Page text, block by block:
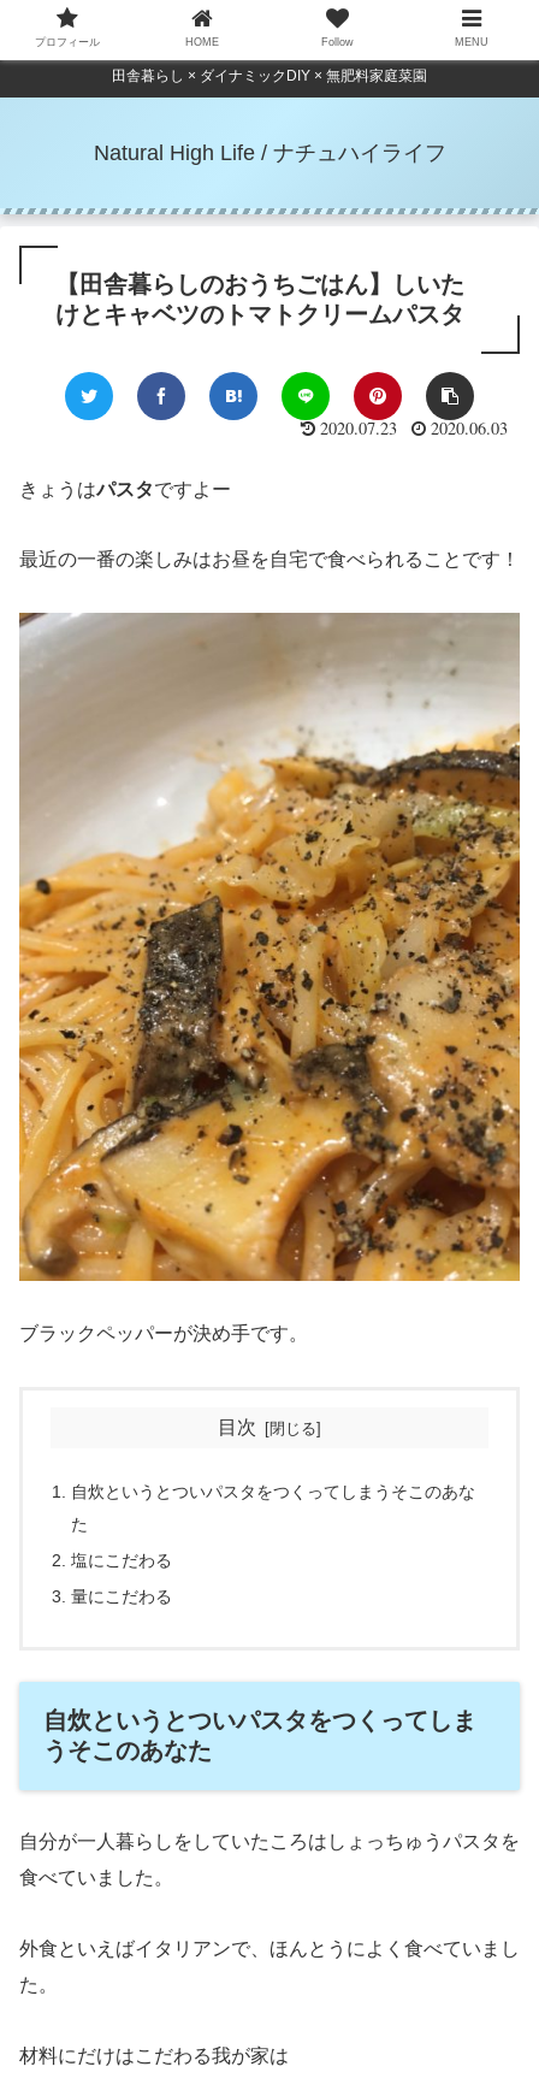
田舎暮らし × ダイナミックDIY × 無肥料家庭菜園
Natural High Life / ナチュハイライフ
【田舎暮らしのおうちごはん】しいた
けとキャベツのトマトクリームパスタ
2020.07.23 2020.06.03
きょうはパスタですよー
最近の一番の楽しみはお昼を自宅で食べられることです！
ブラックペッパーが決め手です。
目次
自炊というとついパスタをつくってしまうそこのあな
た
塩にこだわる
量にこだわる
自炊というとついパスタをつくってしま
うそこのあなた
自分が一人暮らしをしていたころはしょっちゅうパスタを
食べていました。
外食といえばイタリアンで、ほんとうによく食べていまし
た。
材料にだけはこだわる我が家は
プロフィール HOME Follow MENU